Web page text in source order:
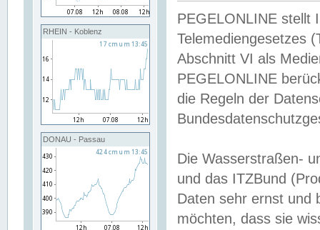
RHEIN - Koblenz
DONAU - Passau
PEGELONLINE stellt
Telemediengesetzes
Abschnitt VI als
PEGELONLINE
die Regeln der
Die Wasserstraßen-
und das ITZBund
Daten sehr ernst und
möchten, dass sie